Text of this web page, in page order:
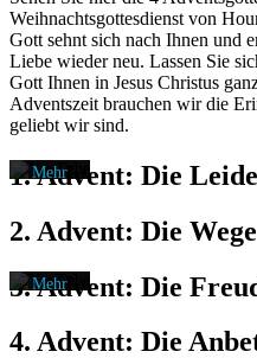
Weihnachtsgottesdienst von
Gott sehnt sich nach Ihnen und
Liebe wieder neu. Lassen Sie
Gott Ihnen in Jesus Christus
Adventszeit brauchen wir die
geliebt wir sind.
1. Advent: Die
Laden
des
Videos
akzeptieren
Sie die
Datenschutzerklärung
von
Mehr
erfahren
Video
immer
2. Advent: Die
Laden
des
Videos
akzeptieren
Sie die
Datenschutzerklärung
von
Mehr
erfahren
Video
immer
3. Advent: Die
Mit
dem
Laden
Videos
akzeptieren
Datenschutzerklärung
von
Mehr
erfahren
Video
4. Advent: Die
Mit
dem
Laden
Videos
akzeptieren
Datenschutzerklärung
von
Mehr
erfahren
Video
dem
Laden
Videos
akzeptieren
Datenschutzerklärung